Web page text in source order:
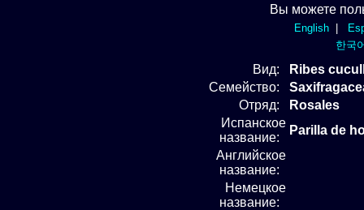
Вы можете
English|
한국
Вид:
Ribes
Семейство:
Отряд:
Rosales
Испанское
название:
Parilla de
Английское
название:
Немецкое
название: